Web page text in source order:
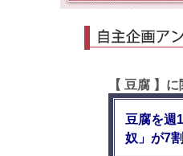
【 豆腐 】
豆腐を週
奴」が7